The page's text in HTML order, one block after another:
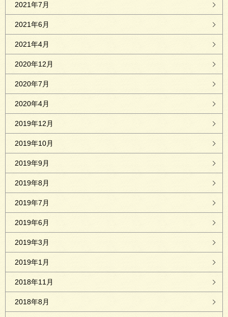
2021年7月
2021年6月
2021年4月
2020年12月
2020年7月
2020年4月
2019年12月
2019年10月
2019年9月
2019年8月
2019年7月
2019年6月
2019年3月
2019年1月
2018年11月
2018年8月